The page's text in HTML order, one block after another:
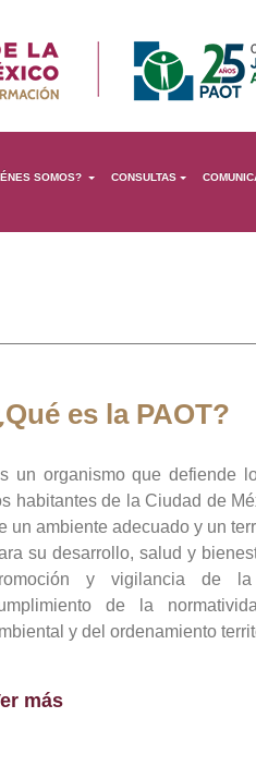
SOMOS? CONSULTAS
es la PAOT?
un organismo que defiende
habitantes de la Ciudad de
un ambiente adecuado y un
su desarrollo, salud y
y vigilancia de
de la
y del ordenamiento
más